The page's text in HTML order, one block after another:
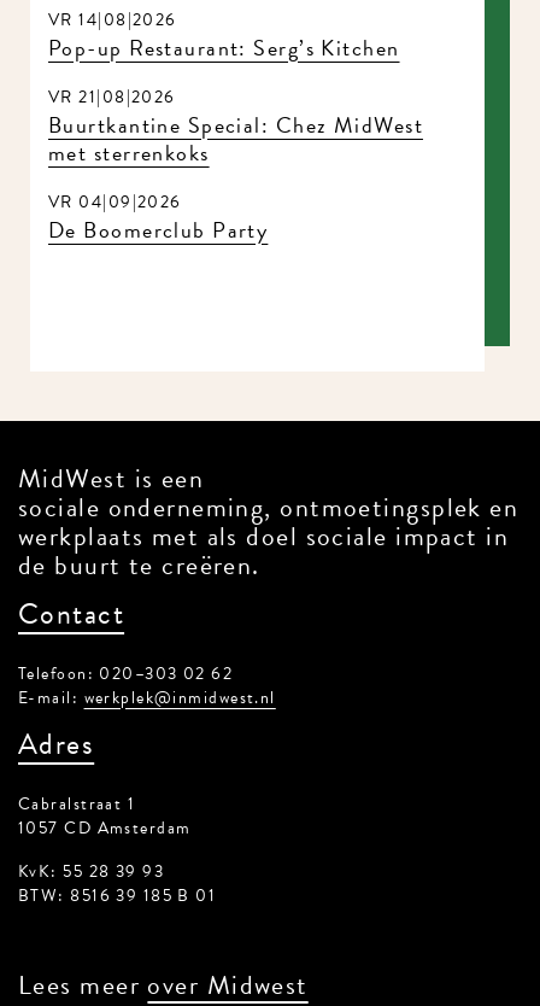
VR 14|08|2026
Pop-up Restaurant: Serg’s Kitchen
VR 21|08|2026
Buurtkantine Special: Chez MidWest
met sterrenkoks
VR 04|09|2026
De Boomerclub Party
MidWest is een
sociale onderneming, ontmoetingsplek en
werkplaats met als doel sociale impact in
de buurt te creëren.
Contact
Telefoon: 020–303 02 62
E-mail: werkplek@inmidwest.nl
Adres
Cabralstraat 1
1057 CD Amsterdam
KvK: 55 28 39 93
BTW: 8516 39 185 B 01
Lees meer over Midwest